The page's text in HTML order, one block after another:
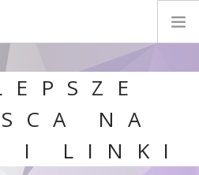
NA
I LINKI